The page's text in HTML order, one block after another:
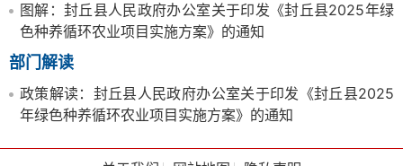
图解：封丘县人民政府办公室关于印发《封丘县2025年绿
色种养循环农业项目实施方案》的通知
部门解读
政策解读：封丘县人民政府办公室关于印发《封丘县2025
年绿色种养循环农业项目实施方案》的通知